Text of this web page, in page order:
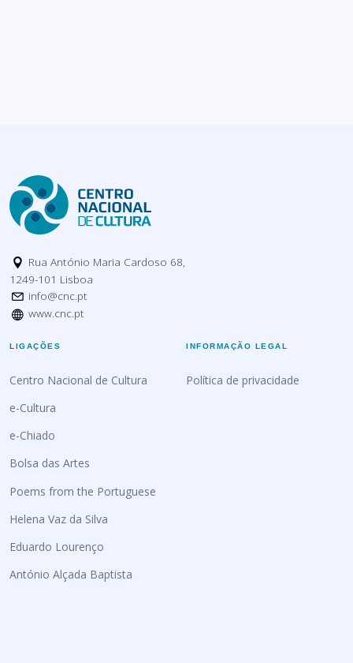
Rua António Maria Cardoso 68,
1249-101 Lisboa
info@cnc.pt
www.cnc.pt
LIGAÇÕES
Centro Nacional de Cultura
e-Cultura
e-Chiado
Bolsa das Artes
Poems from the Portuguese
Helena Vaz da Silva
Eduardo Lourenço
António Alçada Baptista
INFORMAÇÃO LEGAL
Política de privacidade